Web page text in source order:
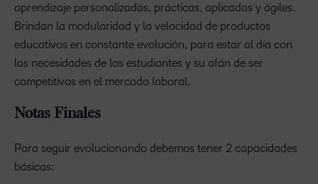
aprendizaje personalizadas, prácticas, aplicadas y ágiles.
Brindan la modularidad y la velocidad de productos
educativos en constante evolución, para estar al día con
las necesidades de los estudiantes y su afán de ser
competitivos en el mercado laboral.
Notas Finales
Para seguir evolucionando debemos tener 2 capacidades
básicas: